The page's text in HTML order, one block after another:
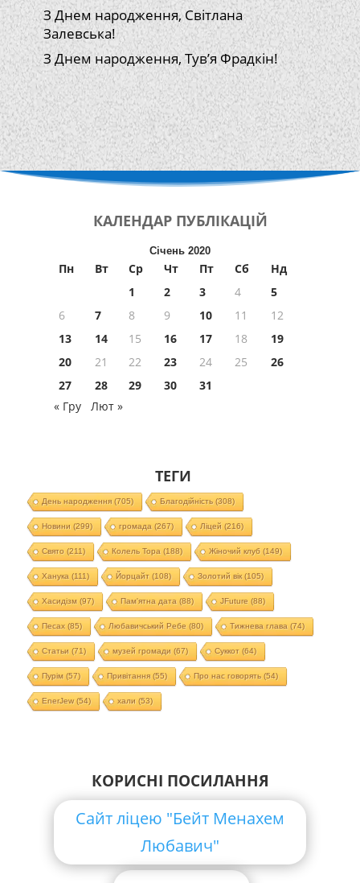
З Днем народження, Світлана
Залевська!
З Днем народження, Тув’я Фрадкін!
КАЛЕНДАР ПУБЛІКАЦІЙ
Січень 2020
Пн Вт Ср Чт Пт Сб
Нд
1
2 3 4
5
6
7 8 9 10 11
12
13
14 15 16 17 18
19
20
21 22 23 24 25
26
27
28 29 30
31
« Гру
Лют »
ТЕГИ
День народження(705) Благодійність (308)
Новини (299) громада (267) Ліцей (216)
Свято (211) Колель Тора (188) Жіночий клуб (149)
Ханука (111) Йорцайт (108) Золотий вік(105)
Хасидізм (97) Пам'ятна дата (88) JFuture (88)
Песах(85) Любавичський Ребе (80) Тижнева глава (74)
Статьи (71) музей громади (67) Суккот (64)
Пурім (57) Привітання(55) Про нас говорять (54)
EnerJew(54) хали (53)
КОРИСНІ ПОСИЛАННЯ
Сайт ліцею "Бейт Менахем
Любавич"